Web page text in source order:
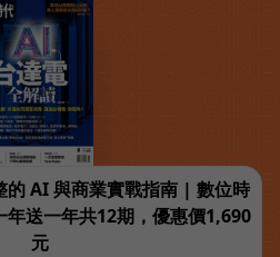
的 AI 與商業實戰指南 | 數位時
送一年共12期，優惠價1,690
元